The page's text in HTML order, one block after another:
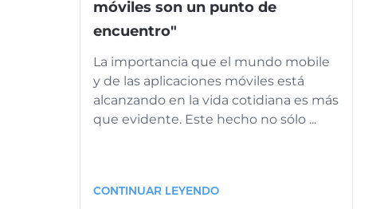
móviles son un punto de
encuentro"
La importancia que el mundo mobile
y de las aplicaciones móviles está
alcanzando en la vida cotidiana es más
que evidente. Este hecho no sólo ...
CONTINUAR LEYENDO